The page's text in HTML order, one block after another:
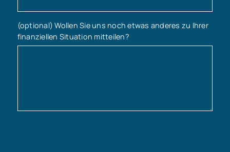
(optional) Wollen Sie uns noch etwas anderes zu Ihrer
finanziellen Situation mitteilen?